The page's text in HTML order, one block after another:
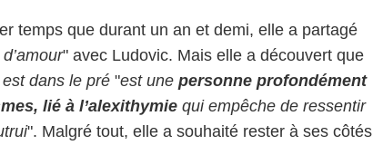
temps que durant un an et demi, elle a partagé
" avec Ludovic. Mais elle a découvert que
dans le pré "est une personne profondément
lié à l’alexithymie qui empêche de ressentir
". Malgré tout, elle a souhaité rester à ses côtés